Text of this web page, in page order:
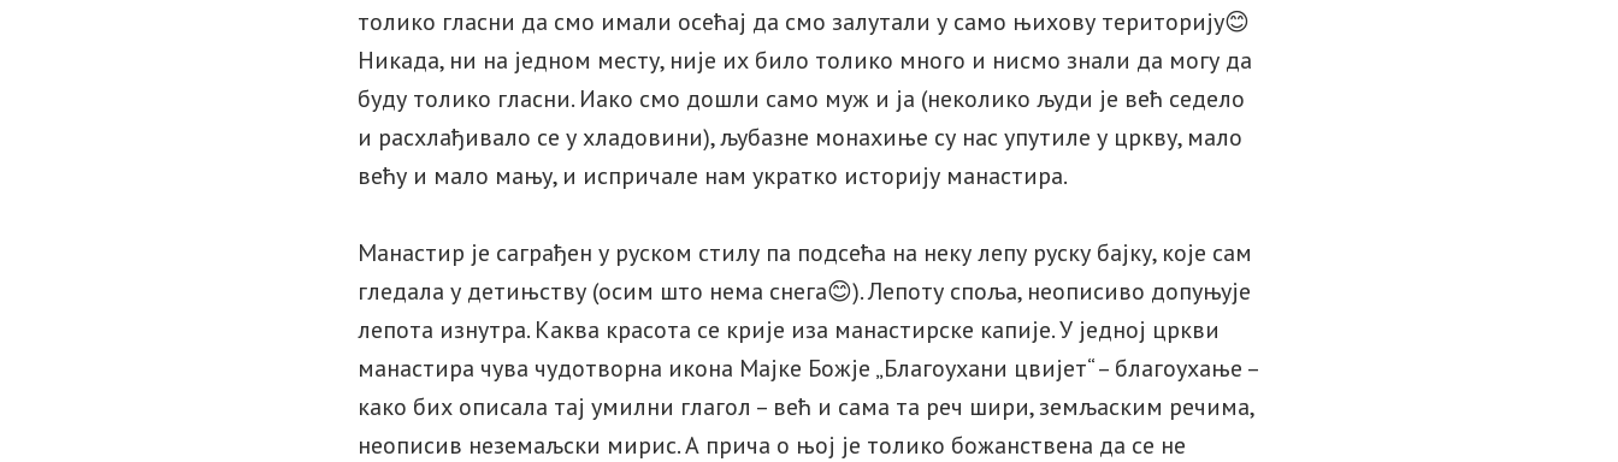
толико гласни да смо имали осећај да смо залутали у само њихову територију😊
Никада, ни на једном месту, није их било толико много и нисмо знали да могу да
буду толико гласни. Иако смо дошли само муж и ја (неколико људи је већ седело
и расхлађивало се у хладовини), љубазне монахиње су нас упутиле у цркву, мало
већу и мало мању, и испричале нам укратко историју манастира.
Манастир је саграђен у руском стилу па подсећа на неку лепу руску бајку, које сам
гледала у детињству (осим што нема снега😊). Лепоту споља, неописиво допуњује
лепота изнутра. Каква красота се крије иза манастирске капије. У једној цркви
манастирa чува чудотворна икона Мајке Божје „Благоухани цвијет“ – благоухање –
како бих описала тај умилни глагол – већ и сама та реч шири, земљаским речима,
неописив неземаљски мирис. А прича о њој је толико божанствена да се не